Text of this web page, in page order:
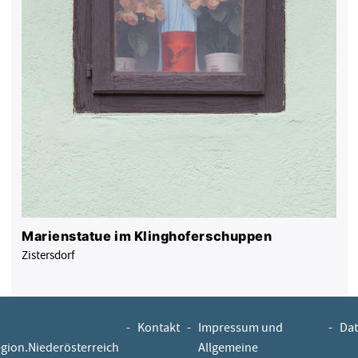
Marienstatue im Klinghoferschuppen
Zistersdorf
- Kontakt - Impressum und
Allgemeine
-